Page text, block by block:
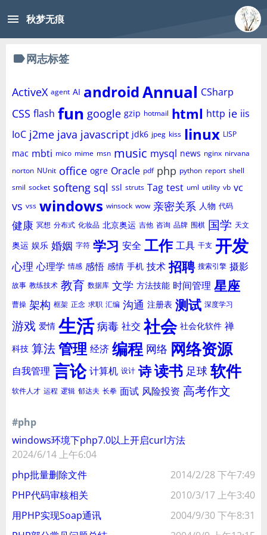
menu 秋梦无痕
label网志标签
ActiveX agent AI androidAnnual CSharp
CSS flash fun google gzip hotmail html http ie iis
IoC j2me java javascript jdk6 jpeg kiss linux LISP
mac mbti mico mime msn music mysql news nginx nirvana
norton NUnit office ogre Oracle pdf php python report shell
smil socket softeng sql ssl struts Tag test uml utility vb vc
vs vss windows winsock wow 亲密关系 人物 代码
健康 冥想 分布式 化妆品 北京奥运 吉他 咨询 品牌 围棋 国学 天文
奥运 娱乐 婚姻 字符 学习 安全 工作 工具 干支 开发
心理 心理学 情感 感悟 感情 手机 技术 招聘 搜索引擎 摄影
故事 教练技术 教育 数据库 文学 方法技能 时间管理 星座
曹操 架构 框架 正念 求职 汇编 沟通 注册表 测试 深度学习
游戏 爱情 生活 病毒 社交 社会 社会化软件 禅
科技 算法管理 经济 编程 网络 网络资源
自我管理 言论 计算机 设计 诗读书 足球 软件
软件人才 运程 逻辑 郁达夫 长拳 面试 风险投资 高考作文
#php
windows环境下php7.0以上开启curl方法
2024/6/14 上午6:04
php批量删除文件
2014/2/28 下午7:49
PHP代码审核相关
2010/3/17 上午3:40
用PHP实现Soap通讯
2004/9/30 下午8:31